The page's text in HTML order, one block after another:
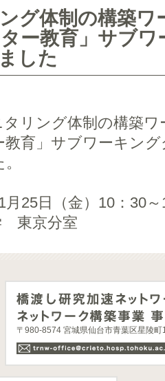
グ体制の構築ワ
ー教育」サブ
した
リング体制の構築
教育」サブワーキン
25日（金）10：30～
東京分室
〒980-8574 宮城県仙台市青葉区星陵